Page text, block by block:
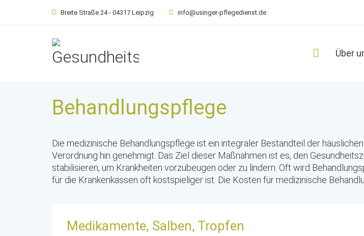
Breite Straße 24 - 04317 Leipzig info@usinger-pflegedienst.de
Über
Behandlungspflege
Die medizinische Behandlungspflege ist ein integraler Bestandteil der
Verordnung hin genehmigt. Das Ziel dieser Maßnahmen ist es, den
stabilisieren, um Krankheiten vorzubeugen oder zu lindern. Oft wird
für die Krankenkassen oft kostspieliger ist. Die Kosten für medizinische
Medikamente, Salben, Tropfen